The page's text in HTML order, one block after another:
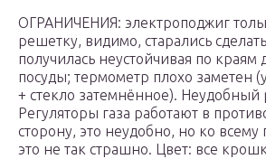
ОГРАНИЧЕНИЯ: электроподжиг
решетку, видимо, старались
получилась неустойчивая по краям
посуды; термометр плохо заметен
+ стекло затемнённое). Неудобный
Регуляторы газа работают в
сторону, это неудобно, но ко
это не так страшно. Цвет: все